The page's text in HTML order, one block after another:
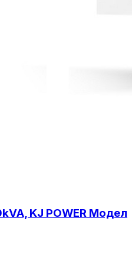
KJ POWER Модел